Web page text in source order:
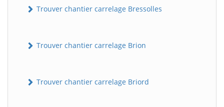
Trouver chantier carrelage Bressolles
Trouver chantier carrelage Brion
Trouver chantier carrelage Briord